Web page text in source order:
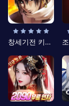
창세기전 키우기